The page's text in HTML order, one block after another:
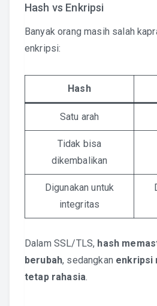
Hash vs Enkripsi
Banyak orang masih salah
enkripsi:
Hash
Satu arah
Tidak bisa
dikembalikan
Digunakan untuk
integritas
Dalam SSL/TLS, hash
berubah, sedangkan enkripsi
tetap rahasia.